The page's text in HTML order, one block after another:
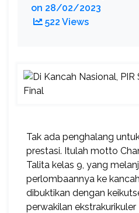
on 28/02/2023
522 Views
Tak ada penghalang
prestasi. Itulah motto
Talita kelas 9, yang
perlombaannya ke
dibuktikan dengan
perwakilan ekstrakurikuler